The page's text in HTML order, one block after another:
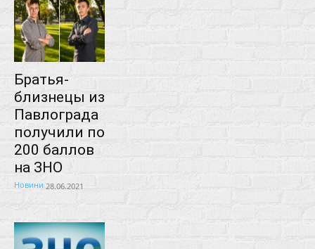
Братья-
близнецы из
Павлограда
получили по
200 баллов
на ЗНО
Новини 28.06.2021